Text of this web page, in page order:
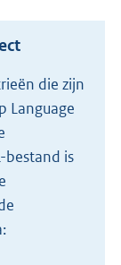
die zijn
Language
bestand is